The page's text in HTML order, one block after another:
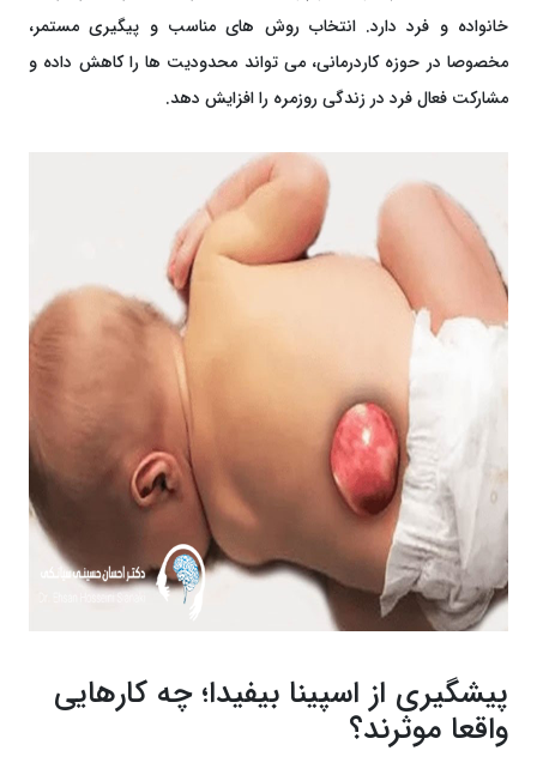
خانواده و فرد دارد. انتخاب روش ‌های مناسب و پیگیری مستمر،
مخصوصا در حوزه کاردرمانی، می ‌تواند محدودیت‌ ها را کاهش داده و
مشارکت فعال فرد در زندگی روزمره را افزایش دهد.
پیشگیری از اسپینا بیفیدا؛ چه کارهایی
واقعا موثرند؟